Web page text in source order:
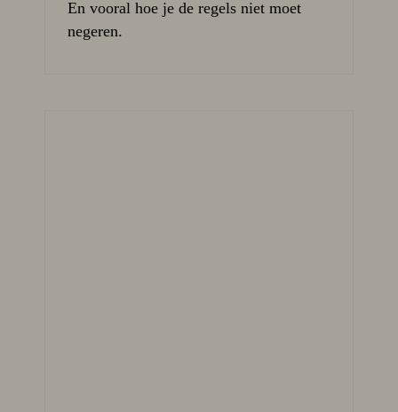
En vooral hoe je de regels niet moet
negeren.